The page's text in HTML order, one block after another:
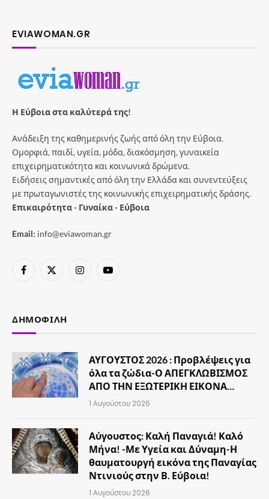
EVIAWOMAN.GR
Η Εύβοια στα καλύτερά της!
Ανάδειξη της καθημερινής ζωής από όλη την Εύβοια.
Ομορφιά, παιδί, υγεία, μόδα, διακόσμηση, γυναικεία
επιχειρηματικότητα και κοινωνικά δρώμενα.
Ειδήσεις σημαντικές από όλη την Ελλάδα και συνεντεύξεις
με πρωταγωνιστές της κοινωνικής επιχειρηματικής δράσης.
Επικαιρότητα - Γυναίκα - Εύβοια
Email: info@eviawoman.gr
Facebook
X
InstagramYouTube
ΔΗΜΟΦΙΛΉ
ΑΥΓΟΥΣΤΟΣ 2026 : Προβλέψεις για
όλα τα ζώδια-Ο ΑΠΕΓΚΛΩΒΙΣΜΟΣ
ΑΠΟ ΤΗΝ ΕΞΩΤΕΡΙΚΗ ΕΙΚΟΝΑ…
1 Αυγούστου 2026
Αύγουστος: Καλή Παναγιά! Καλό
Μήνα! -Με Υγεία και Δύναμη-Η
θαυματουργή εικόνα της Παναγίας
Ντινιούς στην Β. Εύβοια!
1 Αυγούστου 2026